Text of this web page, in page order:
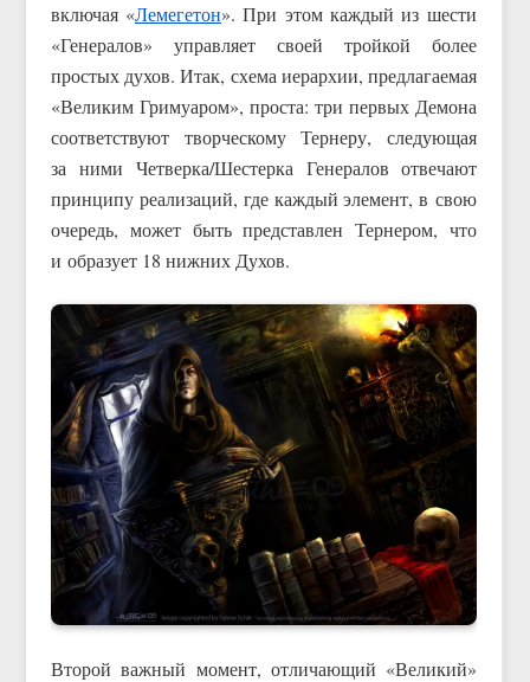
включая «Лемегетон». При этом каждый из шести
«Генералов» управляет своей тройкой более
простых духов. Итак, схема иерархии, предлагаемая
«Великим Гримуаром», проста: три первых Демона
соответствуют творческому Тернеру, следующая
за ними Четверка/Шестерка Генералов отвечают
принципу реализаций, где каждый элемент, в свою
очередь, может быть представлен Тернером, что
и образует 18 нижних Духов.
Второй важный момент, отличающий «Великий»